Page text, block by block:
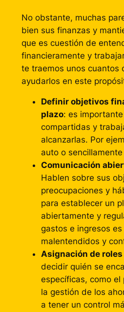
No obstante, muchas
bien sus finanzas y
que es cuestión de
financieramente y
te traemos unos cuantos
ayudarlos en este
Definir objetivos
plazo: es
compartidas y
alcanzarlas. Por
auto o
Comunicación
Hablen sobre sus
preocupaciones y
para establecer un
abiertamente y
gastos e ingresos
malentendidos y
Asignación de
decidir quién se
específicas, como
la gestión de los
a tener un control